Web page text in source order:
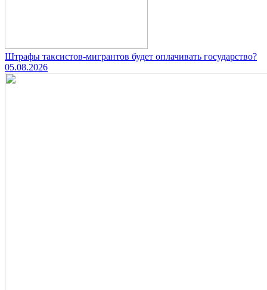
Штрафы таксистов-мигрантов будет оплачивать государство?
05.08.2026